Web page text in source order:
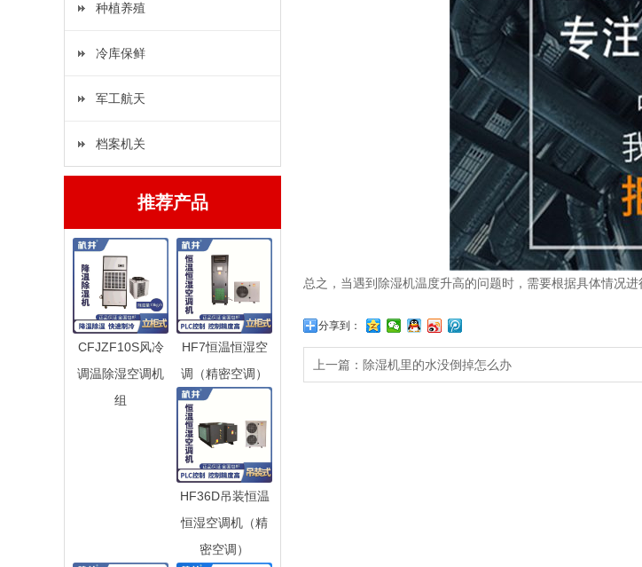
种植养殖
冷库保鲜
军工航天
档案机关
推荐产品
CFJZF10S风冷
调温除湿空调机
组
HF7恒温恒湿空
调（精密空调）
HF36D吊装恒温
恒湿空调机（精
密空调）
总之，当遇到除湿机温度升高的问题时，需要根据具体情况
分享到：
上一篇： 除湿机里的水没倒掉怎么办